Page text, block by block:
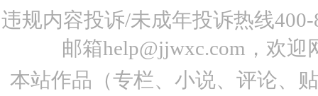
违规内容投诉/未成年投诉热线
邮箱help@jjwxc.com，欢
本站作品（专栏、小说、评论、